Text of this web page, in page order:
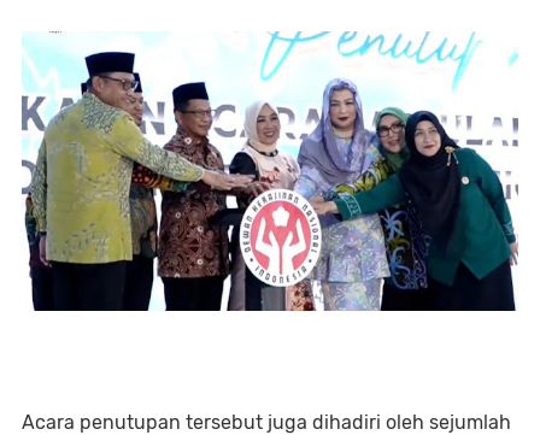
Acara penutupan tersebut juga dihadiri oleh sejumlah